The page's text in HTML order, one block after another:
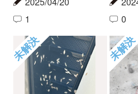
なごみ
2024/09/16
0
Elinor
2024/06/25
未解決 未解決